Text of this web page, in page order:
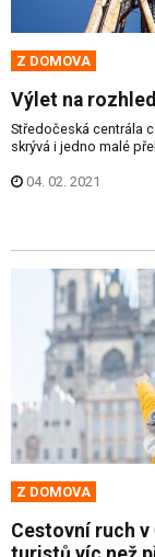
Z DOMOVA
Výlet na
Středočeská centrála
skrývá i jedno malé
04. 02. 2021
Z DOMOVA
Cestovní ruch